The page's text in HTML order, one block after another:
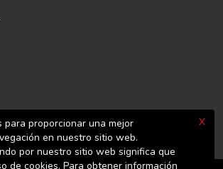
para proporcionar una mejor
en nuestro sitio web.
por nuestro sitio web significa que
de cookies. Para obtener información
X